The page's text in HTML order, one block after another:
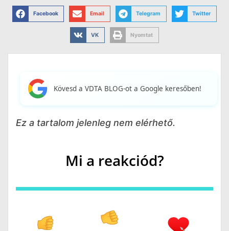
Facebook Email Telegram Twitter
VK Nyomtat
Kövesd a VDTA BLOG-ot a Google keresőben!
Ez a tartalom jelenleg nem elérhető.
Mi a reakciód?